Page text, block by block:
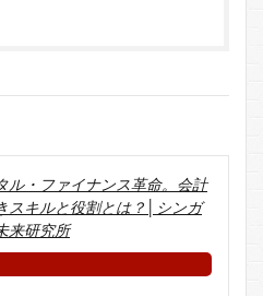
ル・ファイナンス革命。会計
スキルと役割とは？│シンガ
来研究所